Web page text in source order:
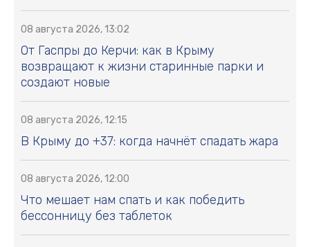
08 августа 2026, 13:02
От Гаспры до Керчи: как в Крыму
возвращают к жизни старинные парки и
создают новые
08 августа 2026, 12:15
В Крыму до +37: когда начнёт спадать жара
08 августа 2026, 12:00
Что мешает нам спать и как победить
бессонницу без таблеток